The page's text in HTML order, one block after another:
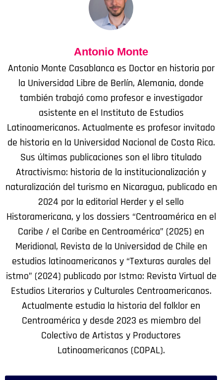
Antonio Monte
Antonio Monte Casablanca es Doctor en historia por
la Universidad Libre de Berlín, Alemania, donde
también trabajó como profesor e investigador
asistente en el Instituto de Estudios
Latinoamericanos. Actualmente es profesor invitado
de historia en la Universidad Nacional de Costa Rica.
Sus últimas publicaciones son el libro titulado
Atractivismo: historia de la institucionalización y
naturalización del turismo en Nicaragua, publicado en
2024 por la editorial Herder y el sello
Historamericana, y los dossiers “Centroamérica en el
Caribe / el Caribe en Centroamérica” (2025) en
Meridional, Revista de la Universidad de Chile en
estudios latinoamericanos y “Texturas aurales del
istmo” (2024) publicado por Istmo: Revista Virtual de
Estudios Literarios y Culturales Centroamericanos.
Actualmente estudia la historia del folklor en
Centroamérica y desde 2023 es miembro del
Colectivo de Artistas y Productores
Latinoamericanos (COPAL).